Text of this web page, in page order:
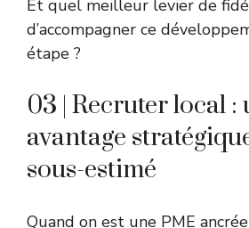
Et quel meilleur levier de
d’accompagner ce
étape ?
03 | Recruter local :
avantage
sous-estimé
Quand on est une PME